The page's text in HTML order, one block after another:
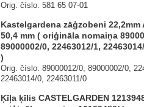
Orig. číslo: 581 65 07-01
Kastelgardena zāģzobeni 22,2mm
50,4 mm ( oriģināla nomaiņa
89000002/0, 22463012/1,
)
Orig. číslo: 89000012/0, 89000002/0,
22463014/0, 22463011/0
Ķīļa ķīlis CASTELGARDEN